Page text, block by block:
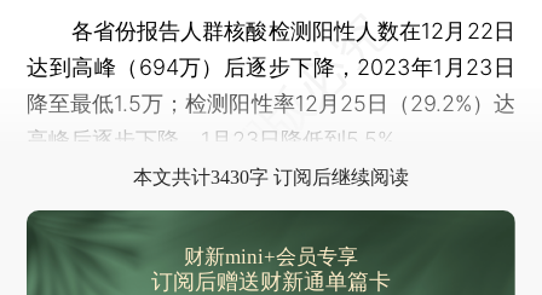
各省份报告人群核酸检测阳性人数在12月22日
达到高峰（694万）后逐步下降，2023年1月23日
降至最低1.5万；检测阳性率12月25日（29.2%）达
高峰后逐步下降，1月23日降低到5.5%。
本文共计3430字 订阅后继续阅读
财新mini+会员专享
订阅后赠送财新通单篇卡